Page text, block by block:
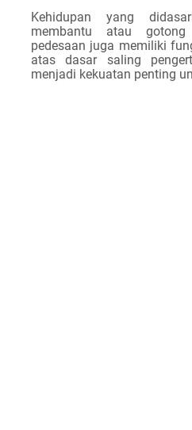
Kehidupan yang
membantu atau
pedesaan juga memiliki
atas dasar saling
menjadi kekuatan penting